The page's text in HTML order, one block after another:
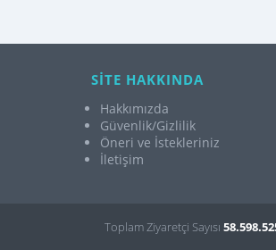
SİTE HAKKINDA
Hakkımızda
Güvenlik/Gizlilik
Öneri ve İstekleriniz
İletişim
Toplam Ziyaretçi Sayısı